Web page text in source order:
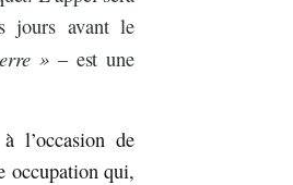
jours avant le
» – est une
l’occasion de
occupation qui,